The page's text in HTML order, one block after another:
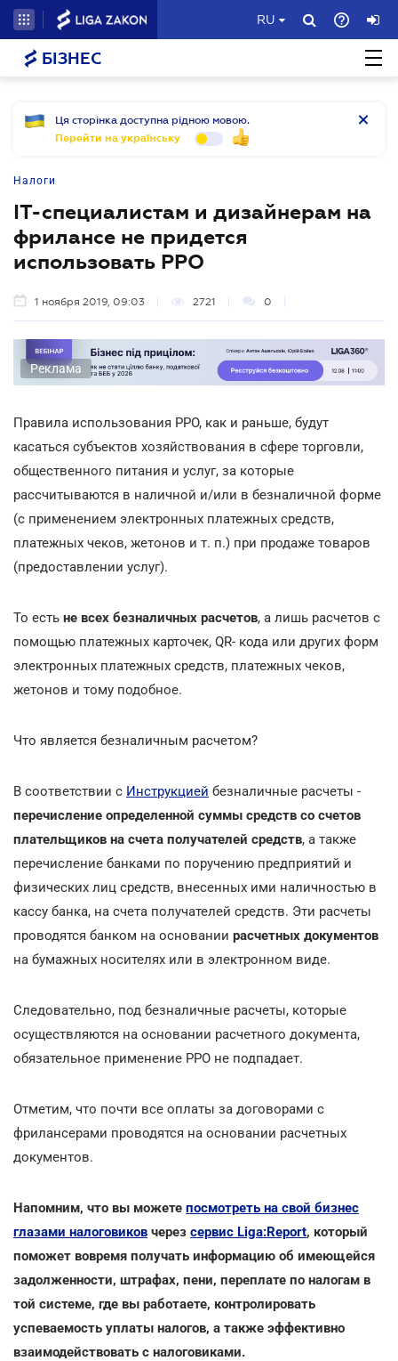
RU
БІЗНЕС
Ця сторінка доступна рідною мовою.
Перейти на українську
Налоги
IT-специалистам и дизайнерам на
фрилансе не придется
использовать РРО
1 ноября 2019, 09:03 2721 0
Реклама
Правила использования РРО, как и раньше, будут
касаться субъектов хозяйствования в сфере торговли,
общественного питания и услуг, за которые
рассчитываются в наличной и/или в безналичной форме
(с применением электронных платежных средств,
платежных чеков, жетонов и т. п.) при продаже товаров
(предоставлении услуг).
То есть не всех безналичных расчетов, а лишь расчетов с
помощью платежных карточек, QR- кода или других форм
электронных платежных средств, платежных чеков,
жетонов и тому подобное.
Что является безналичным расчетом?
В соответствии с Инструкцией безналичные расчеты -
перечисление определенной суммы средств со счетов
плательщиков на счета получателей средств, а также
перечисление банками по поручению предприятий и
физических лиц средств, внесенных ими наличностью в
кассу банка, на счета получателей средств. Эти расчеты
проводятся банком на основании расчетных документов
на бумажных носителях или в электронном виде.
Следовательно, под безналичные расчеты, которые
осуществляются на основании расчетного документа,
обязательное применение РРО не подпадает.
Отметим, что почти все оплаты за договорами с
фрилансерами проводятся на основании расчетных
документов.
Напомним, что вы можете посмотреть на свой бизнес
глазами налоговиков через сервис Liga:Report, который
поможет вовремя получать информацию об имеющейся
задолженности, штрафах, пени, переплате по налогам в
той системе, где вы работаете, контролировать
успеваемость уплаты налогов, а также эффективно
взаимодействовать с налоговиками.